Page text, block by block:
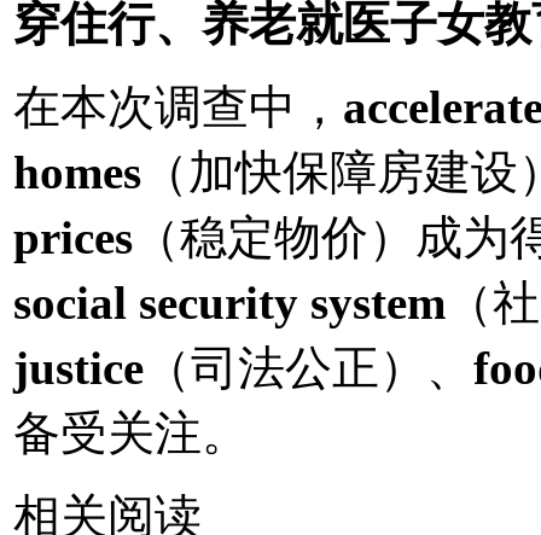
穿住行、养老就医子女
在本次调查中，
homes （加快保障房建设
prices （稳定物价）成
social security system （
justice （司法公正）、
备受关注。
相关阅读